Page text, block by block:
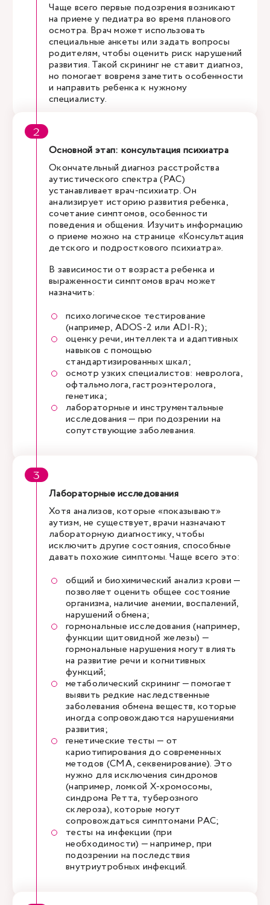
Чаще всего первые подозрения возникают
на приеме у педиатра во время планового
осмотра. Врач может использовать
специальные анкеты или задать вопросы
родителям, чтобы оценить риск нарушений
развития. Такой скрининг не ставит диагноз,
но помогает вовремя заметить особенности
и направить ребенка к нужному
специалисту.
Основной этап: консультация психиатра
Окончательный диагноз расстройства
аутистического спектра (РАС)
устанавливает врач-психиатр. Он
анализирует историю развития ребенка,
сочетание симптомов, особенности
поведения и общения. Изучить информацию
о приеме можно на странице «Консультация
детского и подросткового психиатра».
В зависимости от возраста ребенка и
выраженности симптомов врач может
назначить:
психологическое тестирование
(например, ADOS-2 или ADI-R);
оценку речи, интеллекта и адаптивных
навыков с помощью
стандартизированных шкал;
осмотр узких специалистов: невролога,
офтальмолога, гастроэнтеролога,
генетика;
лабораторные и инструментальные
исследования — при подозрении на
сопутствующие заболевания.
Лабораторные исследования
Хотя анализов, которые «показывают»
аутизм, не существует, врачи назначают
лабораторную диагностику, чтобы
исключить другие состояния, способные
давать похожие симптомы. Чаще всего это:
общий и биохимический анализ крови —
позволяет оценить общее состояние
организма, наличие анемии, воспалений,
нарушений обмена;
гормональные исследования (например,
функции щитовидной железы) —
гормональные нарушения могут влиять
на развитие речи и когнитивных
функций;
метаболический скрининг — помогает
выявить редкие наследственные
заболевания обмена веществ, которые
иногда сопровождаются нарушениями
развития;
генетические тесты — от
кариотипирования до современных
методов (CMA, секвенирование). Это
нужно для исключения синдромов
(например, ломкой Х-хромосомы,
синдрома Ретта, туберозного
склероза), которые могут
сопровождаться симптомами РАС;
тесты на инфекции (при
необходимости) — например, при
подозрении на последствия
внутриутробных инфекций.